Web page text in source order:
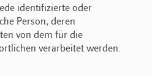
identifizierte oder
Person, deren
von dem für die
verarbeitet werden.